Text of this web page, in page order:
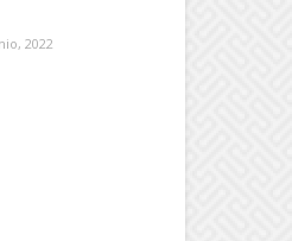
2022